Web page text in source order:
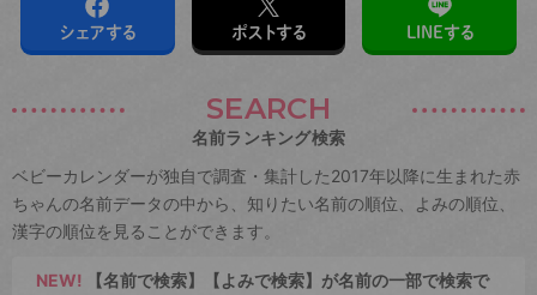
シェアする ポストする LINEする
SEARCH
名前ランキング検索
ベビーカレンダーが独自で調査・集計した2017年以降に生まれた赤
ちゃんの名前データの中から、知りたい名前の順位、よみの順位、
漢字の順位を見ることができます。
NEW! 【名前で検索】【よみで検索】が名前の一部で検索で